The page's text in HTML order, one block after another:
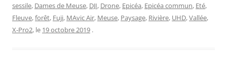
sessile, Dames de Meuse, DJI, Drone, Epicéa, Epicéa commun, Eté,
Fleuve,forêt, Fuji, MAvic Air, Meuse, Paysage, Rivière, UHD,Vallée,
X-Pro2, le 19 octobre 2019 .